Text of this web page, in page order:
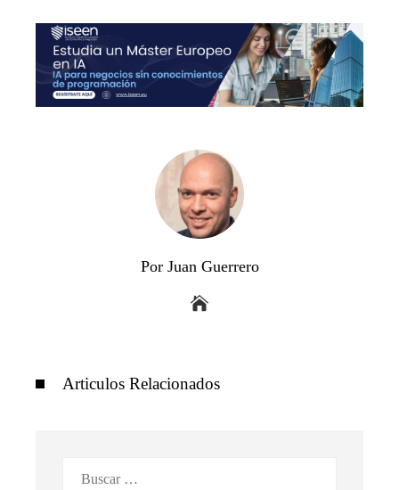
Por Juan Guerrero
Articulos Relacionados